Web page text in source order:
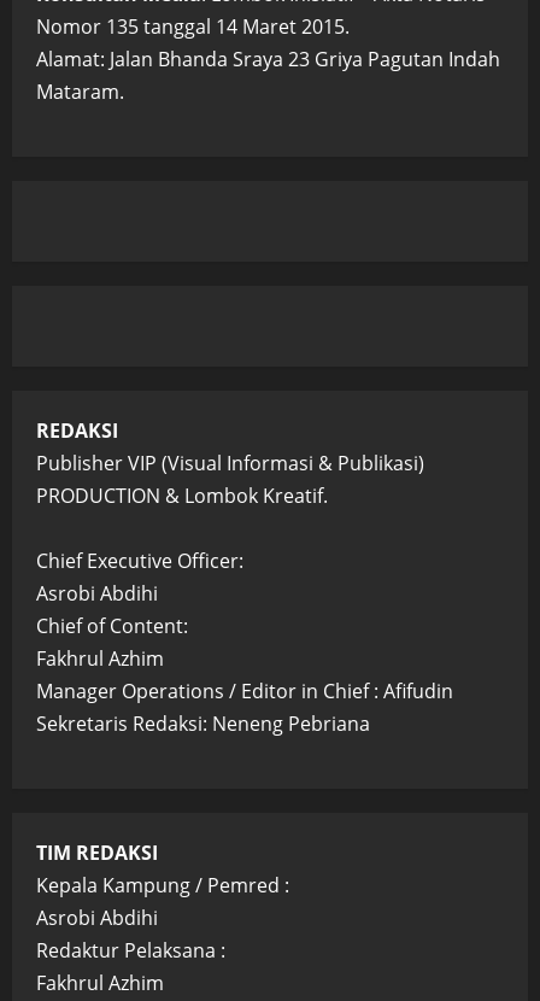
Nomor 135 tanggal 14 Maret 2015.
Alamat: Jalan Bhanda Sraya 23 Griya Pagutan Indah
Mataram.
REDAKSI
Publisher VIP (Visual Informasi & Publikasi)
PRODUCTION & Lombok Kreatif.
Chief Executive Officer:
Asrobi Abdihi
Chief of Content:
Fakhrul Azhim
Manager Operations / Editor in Chief : Afifudin
Sekretaris Redaksi: Neneng Pebriana
TIM REDAKSI
Kepala Kampung / Pemred :
Asrobi Abdihi
Redaktur Pelaksana :
Fakhrul Azhim